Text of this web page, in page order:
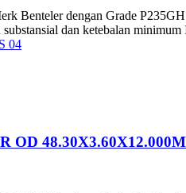
Benteler dengan Grade
substansial dan ketebalan
OD